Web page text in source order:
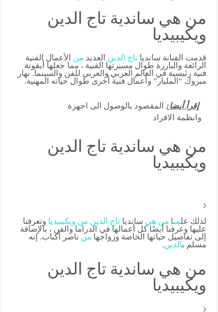
من هي ساندية تاج الدين
ويكيبيديا
قدمت الفنانة ساندياتاج الدين العديد من الأعمال الفنية
الرائعة والبارزة طوال مسيرتها الفنية ، مما جعلها أيقونة
فنية رئيسية في العالم العربي والعربي للفن والسينما. نهار
مبروك “المليار” وأعمال فنية أخرى طوال حياته المهنية.
إقرأ أيضا:
المقصود بالوصول الى اجهزة
وانظمة الافراد
من هي ساندية تاج الدين
ويكيبيديا
لذلك علمنا من هي ساندياتاج الدين من ويكيبيديا وتعرفنا
عليها وعرفنا أيضًا كل أعمالها في الدراما والفن ، بالإضافة
إلى تفاصيل حياتها الخاصة وزواجها من ناصر أكباب. إنه
مسلم بالدين.
من هي ساندية تاج الدين
ويكيبيديا